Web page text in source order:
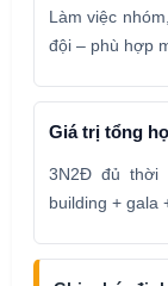
Làm việc
đội – phù hợp
Giá trị tổng
3N2Đ đủ thời
building + gala